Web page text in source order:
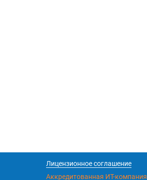
Лицензионное соглашение
Аккредитованная ИТ-компания